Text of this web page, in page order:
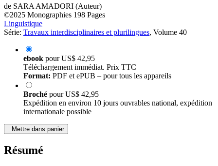
de SARA AMADORI (Auteur)
©2025 Monographies 198 Pages
Linguistique
Série: Travaux interdisciplinaires et plurilingues, Volume 40
ebook pourUS$ 42,95
Téléchargement immédiat. Prix TTC
Format: PDF et ePUB – pour tous les appareils
Broché pourUS$ 42,95
Expédition en environ 10 jours ouvrables national, expédition
internationale possible
Mettre dans panier
Résumé